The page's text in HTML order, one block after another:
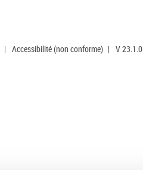
| Accessibilité (non conforme) | V 23.1.0